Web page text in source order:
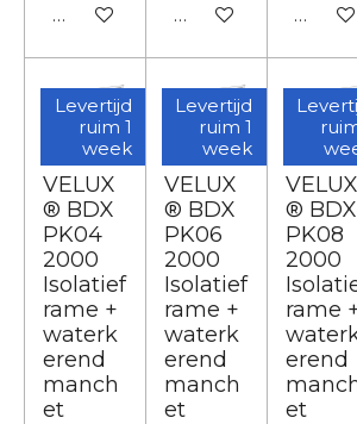
In winkelwagenHoud mij op de
In
Levertijd
ruim 1
week
VELUX
® BDX
PK04
2000
Isolatief
rame +
waterk
erend
manch
et
Levertijd
ruim 1
week
VELUX
® BDX
PK06
2000
Isolatief
rame +
waterk
erend
manch
et
VELUX
® BDX
PK08
2000
rame
erend
et